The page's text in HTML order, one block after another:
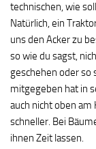
technischen, wie
Natürlich, ein
uns den Acker zu
so wie du sagst,
geschehen oder so
mitgegeben hat in
auch nicht oben am
schneller. Bei
ihnen Zeit lassen.